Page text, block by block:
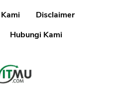
Disclaimer
Hubungi Kami